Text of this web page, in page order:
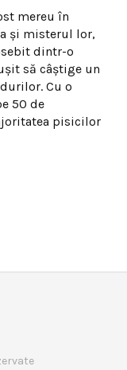
mereu în
și misterul lor,
dintr-o
să câștige un
Cu o
50 de
pisicilor